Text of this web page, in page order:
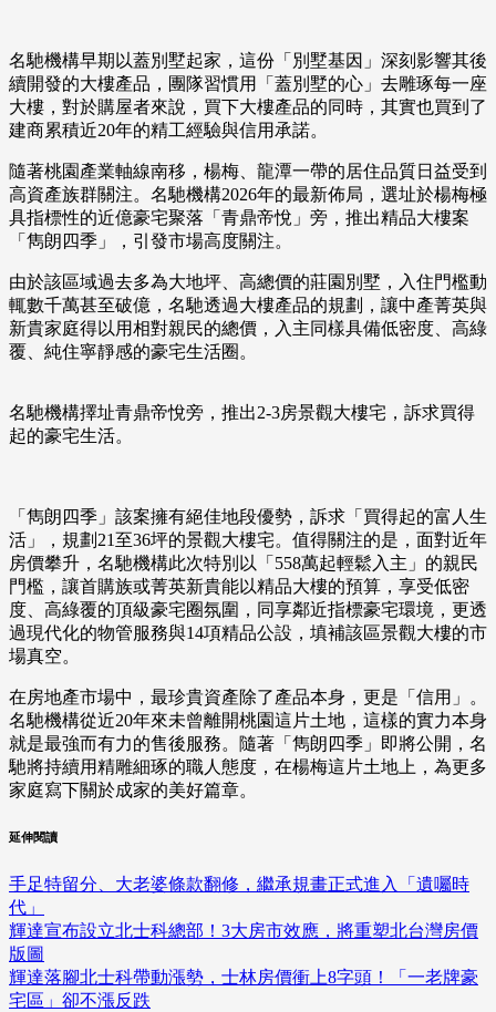
名馳機構早期以蓋別墅起家，這份「別墅基因」深刻影響其後
續開發的大樓產品，團隊習慣用「蓋別墅的心」去雕琢每一座
大樓，對於購屋者來說，買下大樓產品的同時，其實也買到了
建商累積近20年的精工經驗與信用承諾。
隨著桃園產業軸線南移，楊梅、龍潭一帶的居住品質日益受到
高資產族群關注。名馳機構2026年的最新佈局，選址於楊梅極
具指標性的近億豪宅聚落「青鼎帝悅」旁，推出精品大樓案
「雋朗四季」，引發市場高度關注。
由於該區域過去多為大地坪、高總價的莊園別墅，入住門檻動
輒數千萬甚至破億，名馳透過大樓產品的規劃，讓中產菁英與
新貴家庭得以用相對親民的總價，入主同樣具備低密度、高綠
覆、純住寧靜感的豪宅生活圈。
名馳機構擇址青鼎帝悅旁，推出2-3房景觀大樓宅，訴求買得
起的豪宅生活。
「雋朗四季」該案擁有絕佳地段優勢，訴求「買得起的富人生
活」，規劃21至36坪的景觀大樓宅。值得關注的是，面對近年
房價攀升，名馳機構此次特別以「558萬起輕鬆入主」的親民
門檻，讓首購族或菁英新貴能以精品大樓的預算，享受低密
度、高綠覆的頂級豪宅圈氛圍，同享鄰近指標豪宅環境，更透
過現代化的物管服務與14項精品公設，填補該區景觀大樓的市
場真空。
在房地產市場中，最珍貴資產除了產品本身，更是「信用」。
名馳機構從近20年來未曾離開桃園這片土地，這樣的實力本身
就是最強而有力的售後服務。隨著「雋朗四季」即將公開，名
馳將持續用精雕細琢的職人態度，在楊梅這片土地上，為更多
家庭寫下關於成家的美好篇章。
延伸閱讀
手足特留分、大老婆條款翻修，繼承規畫正式進入「遺囑時
代」
輝達宣布設立北士科總部！3大房市效應，將重塑北台灣房價
版圖
輝達落腳北士科帶動漲勢，士林房價衝上8字頭！「一老牌豪
宅區」卻不漲反跌